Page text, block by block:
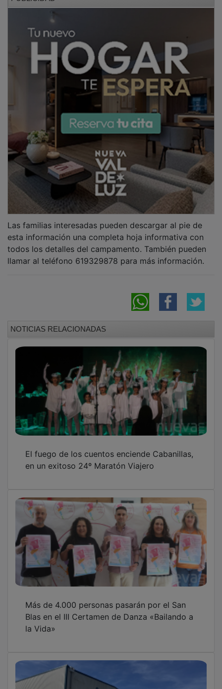
Las familias interesadas pueden descargar al pie de
esta información una completa hoja informativa con
todos los detalles del campamento. También pueden
llamar al teléfono 619329878 para más información.
NOTICIAS RELACIONADAS
El fuego de los cuentos enciende Cabanillas,
en un exitoso 24º Maratón Viajero
Más de 4.000 personas pasarán por el San
Blas en el III Certamen de Danza «Bailando a
la Vida»
Logisfashion trasladará su operativa de
Cabanillas I a una nueva plataforma logística
en julio